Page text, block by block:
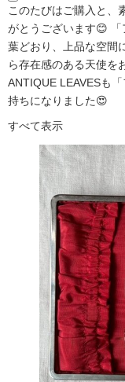
このたびはご購入と、
がとうございます😊
葉どおり、上品な空間
ら存在感のある天使を
ANTIQUE LEAVESも
持ちになりました😍
すべて表示